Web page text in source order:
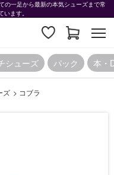
の一足から最新の本気シューズまで常
ます。
シューズ パック 本・
ズ > コブラ